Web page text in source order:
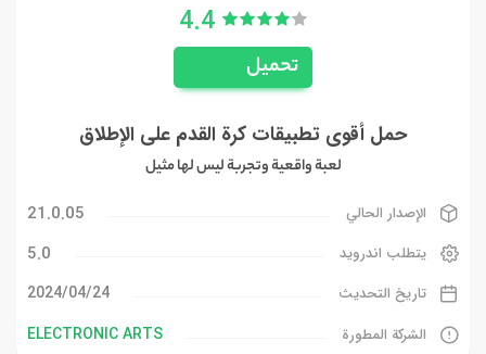
4.4
تحميل
حمل أقوى تطبيقات كرة القدم على الإطلاق
لعبة واقعية وتجربة ليس لها مثيل
الإصدار الحالي 21.0.05
يتطلب اندرويد 5.0
تاريخ التحديث 24‏/04‏/2024
الشركة المطورة ELECTRONIC ARTS